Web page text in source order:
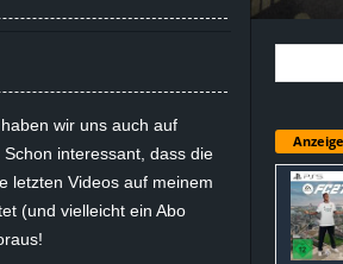
wir uns auch auf
interessant, dass die
letzten Videos auf meinem
(und vielleicht ein Abo
Anzeige